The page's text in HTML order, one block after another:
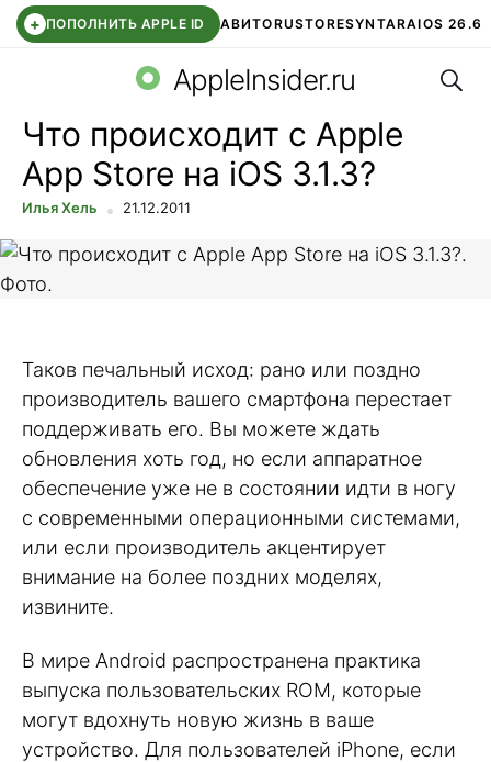
+ ПОПОЛНИТЬ APPLE ID АВИТОRUSTORESYNTARAIOS 26.6
СБЕР КИДС ЧАТ ROBLOXВТБ ОНЛАЙН
AppleInsider.ru
Что происходит с Apple
App Store на iOS 3.1.3?
Илья Хель 21.12.2011
Таков печальный исход: рано или поздно
производитель вашего смартфона перестает
поддерживать его. Вы можете ждать
обновления хоть год, но если аппаратное
обеспечение уже не в состоянии идти в ногу
с современными операционными системами,
или если производитель акцентирует
внимание на более поздних моделях,
извините.
В мире Android распространена практика
выпуска пользовательских ROM, которые
могут вдохнуть новую жизнь в ваше
устройство. Для пользователей iPhone, если